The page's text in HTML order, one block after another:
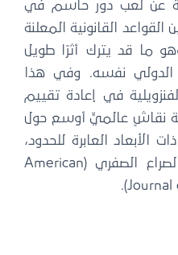
عن لعب دور حاسم في
القانونية المعلنة
ما قد يترك أثرًا طويل
الدولي نفسه. وفي هذا
في إعادة تقييم
نقاشٍ عالميٍّ أوسع حول
الأبعاد العابرة للحدود،
بعيدًا عن منطق الإكراه والصراع الصفري (American
Journal